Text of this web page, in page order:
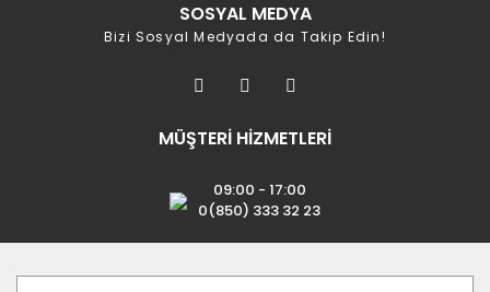
SOSYAL MEDYA
Bizi Sosyal Medyada da Takip Edin!
MÜŞTERİ HİZMETLERİ
09:00 - 17:00
0(850) 333 32 23